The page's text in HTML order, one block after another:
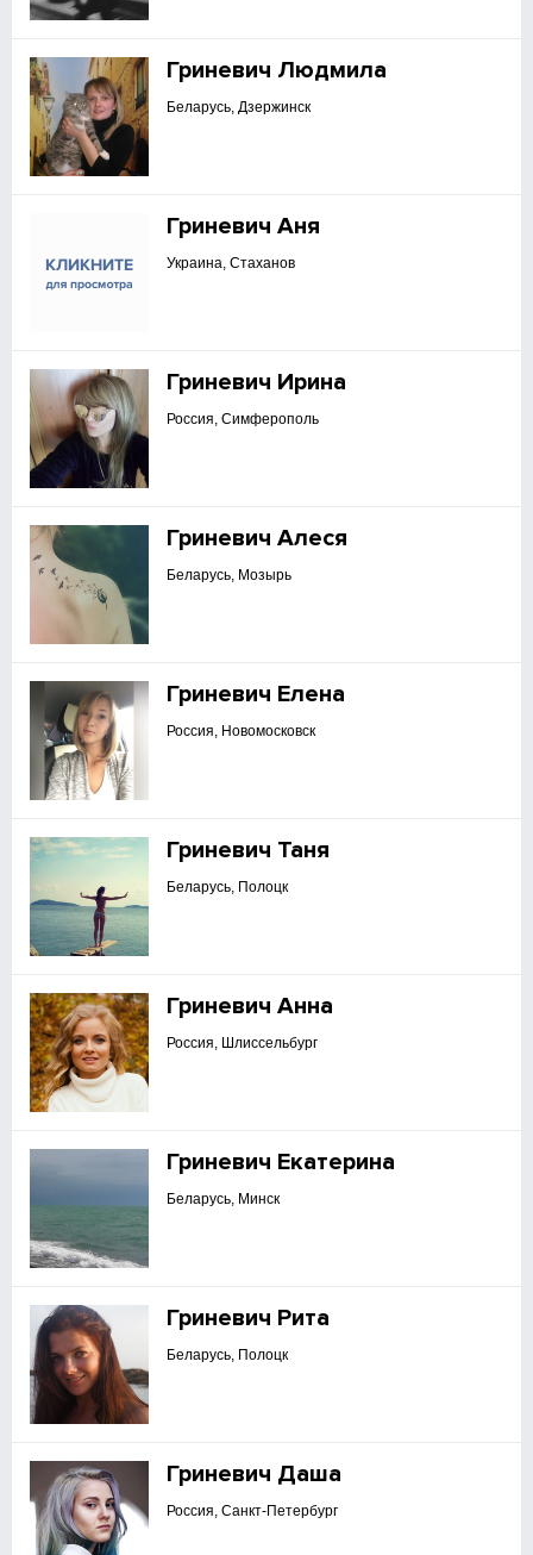
Гриневич Людмила
Беларусь, Дзержинск
Гриневич Аня
Украина, Стаханов
Гриневич Ирина
Россия, Симферополь
Гриневич Алеся
Беларусь, Мозырь
Гриневич Елена
Россия, Новомосковск
Гриневич Таня
Беларусь, Полоцк
Гриневич Анна
Россия, Шлиссельбург
Гриневич Екатерина
Беларусь, Минск
Гриневич Рита
Беларусь, Полоцк
Гриневич Даша
Россия, Санкт-Петербург